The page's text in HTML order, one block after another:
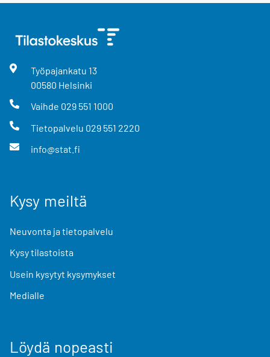
Työpajankatu 13
00580 Helsinki
Vaihde 029 551 1000
Tietopalvelu 029 551 2220
info@stat.fi
Kysy meiltä
Neuvonta ja tietopalvelu
Kysy tilastoista
Usein kysytyt kysymykset
Medialle
Löydä nopeasti